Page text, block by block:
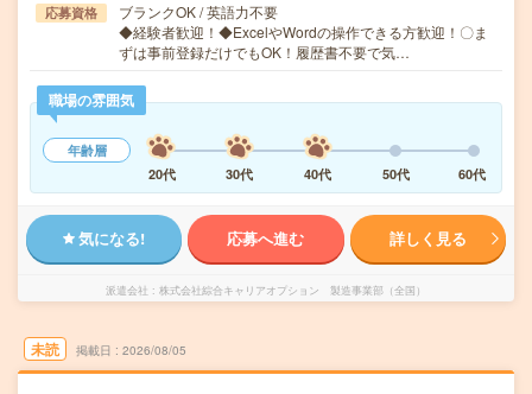
応募資格
ブランクOK / 英語力不要
◆経験者歓迎！◆ExcelやWordの操作できる方歓迎！〇ま
ずは事前登録だけでもOK！履歴書不要で気…
職場の雰囲気
年齢層
20代
30代 40代 50代 60代
気になる! 応募へ進む 詳しく見る
派遣会社 株式会社綜合キャリアオプション 製造事業部（全国）
未読 掲載日 2026/08/05